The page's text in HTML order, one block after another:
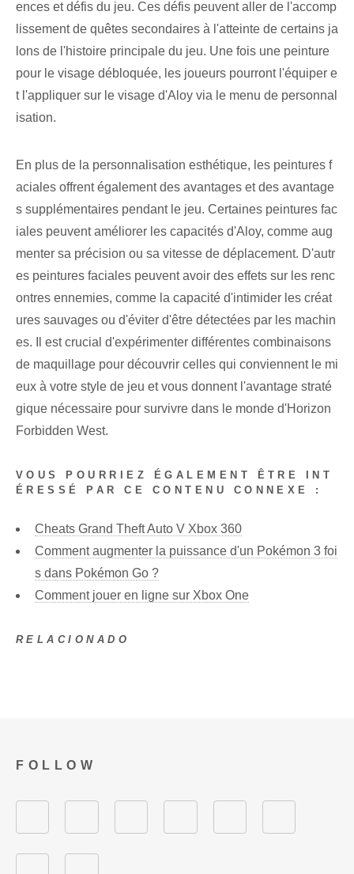
ences et défis du jeu. Ces défis peuvent aller de l'accomp
lissement de quêtes secondaires à l'atteinte de certains ja
lons de l'histoire principale du jeu. Une fois une peinture
pour le visage débloquée, les joueurs pourront l'équiper e
t l'appliquer sur le visage d'Aloy via le menu de personnal
isation.
En plus de la personnalisation esthétique, les peintures f
aciales offrent également des avantages et des avantage
s supplémentaires pendant le jeu. Certaines peintures fac
iales peuvent améliorer les capacités d'Aloy, comme aug
menter sa précision ou sa vitesse de déplacement. D'autr
es peintures faciales peuvent avoir des effets sur les renc
ontres ennemies, comme la capacité d'intimider les créat
ures sauvages ou d'éviter d'être détectées par les machin
es. Il est crucial d'expérimenter différentes combinaisons
de maquillage pour découvrir celles qui conviennent le mi
eux à votre style de jeu et vous donnent l'avantage straté
gique nécessaire pour survivre dans le monde d'Horizon
Forbidden West.
VOUS POURRIEZ ÉGALEMENT ÊTRE INT
ÉRESSÉ PAR CE CONTENU CONNEXE :
Cheats Grand Theft Auto V Xbox 360
Comment augmenter la puissance d'un Pokémon 3 foi
s dans Pokémon Go ?
Comment jouer en ligne sur Xbox One
RELACIONADO
FOLLOW